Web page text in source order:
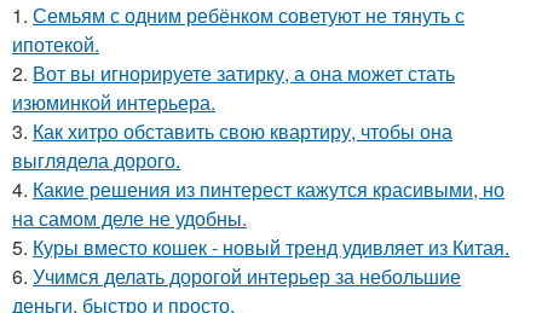
1. Семьям с одним ребёнком советуют не тянуть с
ипотекой.
2. Вот вы игнорируете затирку, а она может стать
изюминкой интерьера.
3. Как хитро обставить свою квартиру, чтобы она
выглядела дорого.
4. Какие решения из пинтерест кажутся красивыми, но
на самом деле не удобны.
5. Куры вместо кошек - новый тренд удивляет из Китая.
6. Учимся делать дорогой интерьер за небольшие
деньги, быстро и просто.